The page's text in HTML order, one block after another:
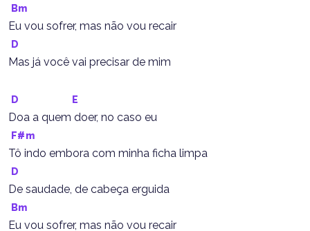
Bm
Eu vou sofrer, mas não vou recair
D
Mas já você vai precisar de mim
D E
Doa a quem doer, no caso eu
F#m
Tô indo embora com minha ficha limpa
D
De saudade, de cabeça erguida
Bm
Eu vou sofrer, mas não vou recair